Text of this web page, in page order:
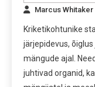
Marcus Whitaker
Kriketikohtunike
järjepidevus,
mängude ajal.
juhtivad organid,